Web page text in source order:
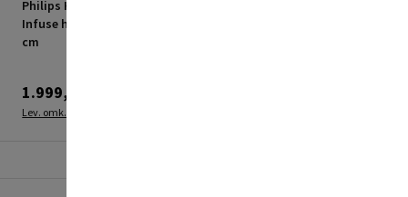
Philips Hue plafond
Infuse hvid WCA LED Ø38
cm
1.999,00 kr.
Lev. omk. tillægges